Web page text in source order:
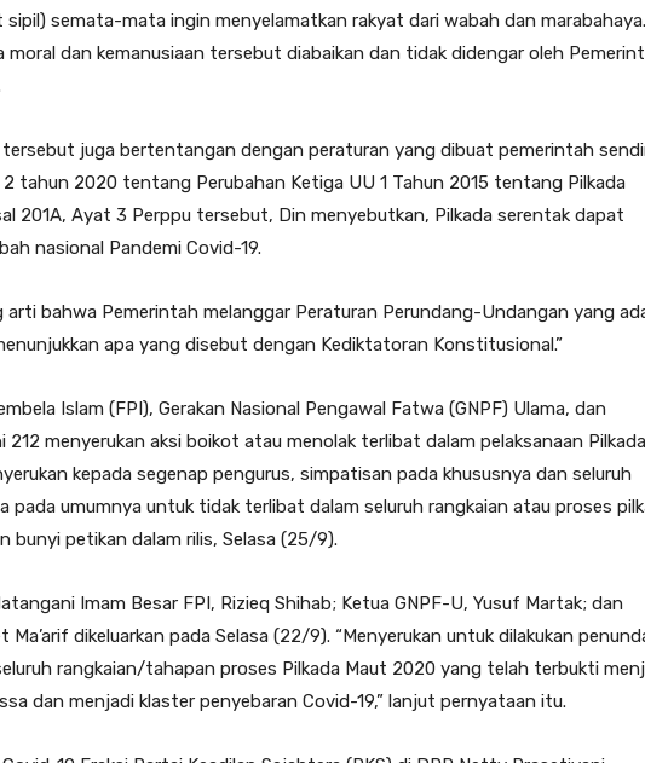
sipil) semata-mata ingin menyelamatkan rakyat dari wabah dan marabahaya.
moral dan kemanusiaan tersebut diabaikan dan tidak didengar oleh
juga bertentangan dengan peraturan yang dibuat pemerintah
tahun 2020 tentang Perubahan Ketiga UU 1 Tahun 2015 tentang Pilkada
201A, Ayat 3 Perppu tersebut, Din menyebutkan, Pilkada serentak dapat
nasional Pandemi Covid-19.
arti bahwa Pemerintah melanggar Peraturan Perundang-Undangan yang
apa yang disebut dengan Kediktatoran Konstitusional.”
Islam (FPI), Gerakan Nasional Pengawal Fatwa (GNPF) Ulama, dan
212 menyerukan aksi boikot atau menolak terlibat dalam pelaksanaan Pilkada
kepada segenap pengurus, simpatisan pada khususnya dan seluruh
pada umumnya untuk tidak terlibat dalam seluruh rangkaian atau proses
bunyi petikan dalam rilis, Selasa (25/9).
Imam Besar FPI, Rizieq Shihab; Ketua GNPF-U, Yusuf Martak; dan
Ma’arif dikeluarkan pada Selasa (22/9). “Menyerukan untuk dilakukan
rangkaian/tahapan proses Pilkada Maut 2020 yang telah terbukti
dan menjadi klaster penyebaran Covid-19,” lanjut pernyataan itu.